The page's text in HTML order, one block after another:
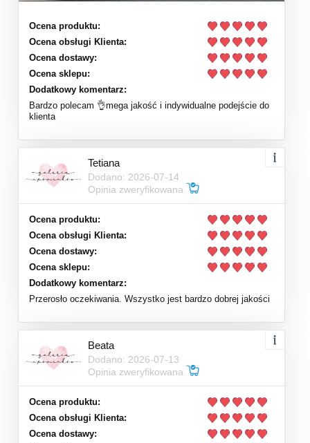
Ocena produktu:
Ocena obsługi Klienta:
Ocena dostawy:
Ocena sklepu:
Dodatkowy komentarz:
Bardzo polecam 👌mega jakość i indywidualne podejście do
klienta
Tetiana
Dodano: 2026-07-14
Opinia zweryfikowana
Ocena produktu:
Ocena obsługi Klienta:
Ocena dostawy:
Ocena sklepu:
Dodatkowy komentarz:
Przerosło oczekiwania. Wszystko jest bardzo dobrej jakości
Beata
Dodano: 2026-07-13
Opinia zweryfikowana
Ocena produktu:
Ocena obsługi Klienta:
Ocena dostawy: